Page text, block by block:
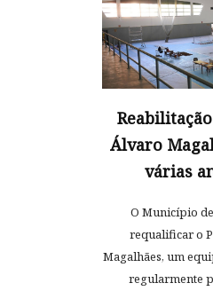
Álvaro
várias
O Município
requalificar o
Magalhães, um
regularmente